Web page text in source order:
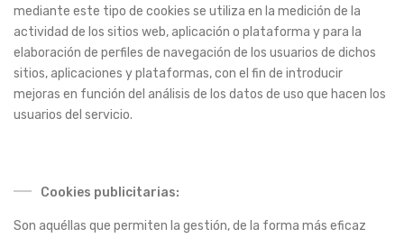
mediante este tipo de cookies se utiliza en la medición de la
actividad de los sitios web, aplicación o plataforma y para la
elaboración de perfiles de navegación de los usuarios de dichos
sitios, aplicaciones y plataformas, con el fin de introducir
mejoras en función del análisis de los datos de uso que hacen los
usuarios del servicio.
Cookies publicitarias:
Son aquéllas que permiten la gestión, de la forma más eficaz